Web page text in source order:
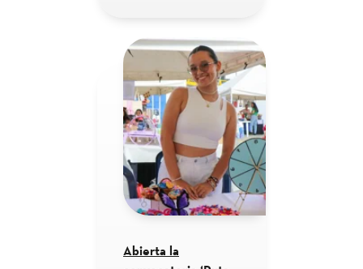
Abierta la